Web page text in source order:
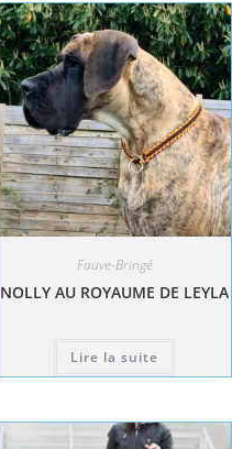
Fauve-Bringé
NOLLY AU ROYAUME DE LEYLA
Lire la suite